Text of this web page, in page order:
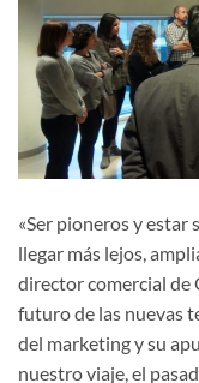
«Ser pioneros y estar
llegar más lejos,
director comercial de
futuro de las nuevas
del marketing y su
nuestro viaje, el